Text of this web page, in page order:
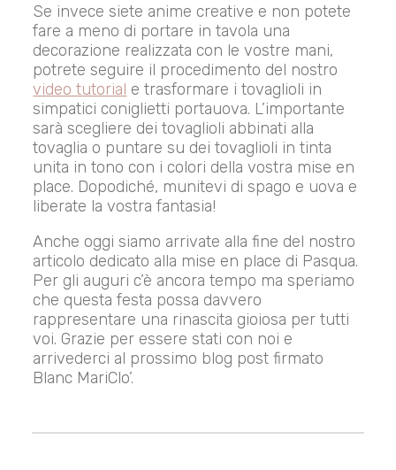
Se invece siete anime creative e non potete
fare a meno di portare in tavola una
decorazione realizzata con le vostre mani,
potrete seguire il procedimento del nostro
video tutorial e trasformare i tovaglioli in
simpatici coniglietti portauova. L’importante
sarà scegliere dei tovaglioli abbinati alla
tovaglia o puntare su dei tovaglioli in tinta
unita in tono con i colori della vostra mise en
place. Dopodiché, munitevi di spago e uova e
liberate la vostra fantasia!
Anche oggi siamo arrivate alla fine del nostro
articolo dedicato alla mise en place di Pasqua.
Per gli auguri c’è ancora tempo ma speriamo
che questa festa possa davvero
rappresentare una rinascita gioiosa per tutti
voi. Grazie per essere stati con noi e
arrivederci al prossimo blog post firmato
Blanc MariClo’.